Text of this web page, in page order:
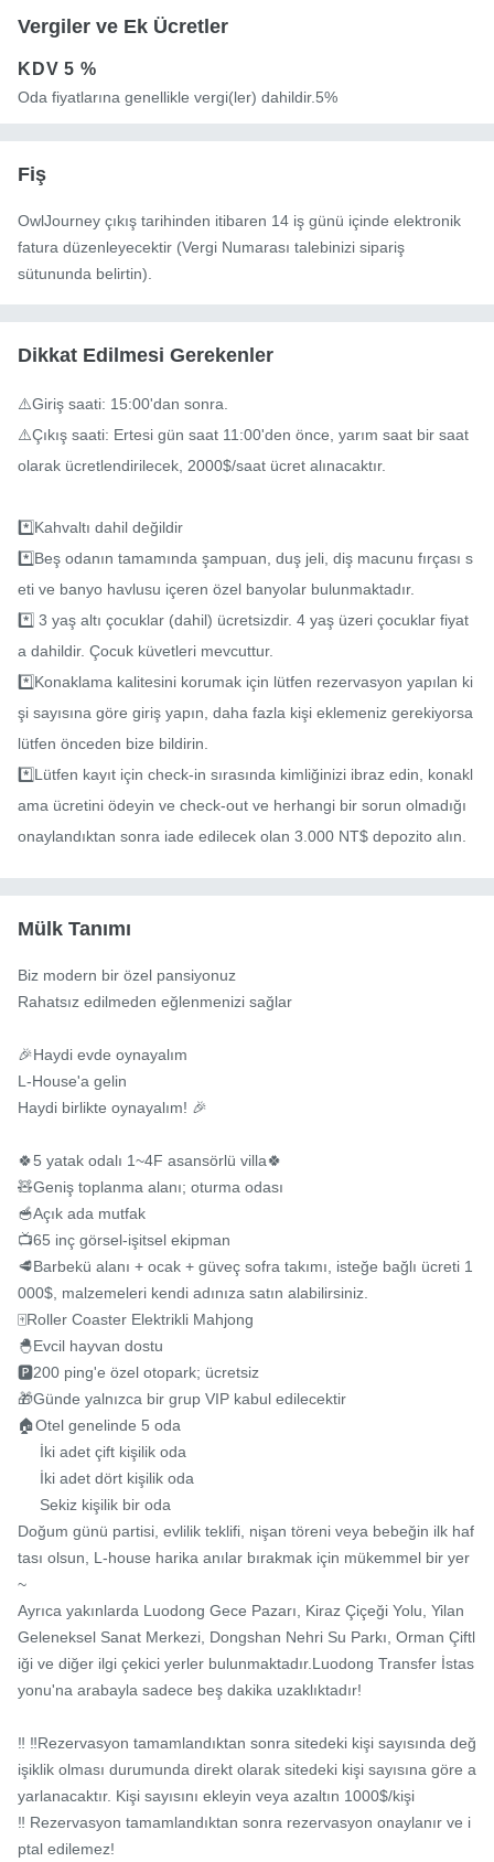
Vergiler ve Ek Ücretler
KDV5 %
Oda fiyatlarına genellikle vergi(ler) dahildir.5%
Fiş
OwlJourney çıkış tarihinden itibaren 14 iş günü içinde elektronik
fatura düzenleyecektir (Vergi Numarası talebinizi sipariş
sütununda belirtin).
Dikkat Edilmesi Gerekenler
⚠️Giriş saati: 15:00'dan sonra.
⚠️Çıkış saati: Ertesi gün saat 11:00'den önce, yarım saat bir saat
olarak ücretlendirilecek, 2000$/saat ücret alınacaktır.
*️⃣Kahvaltı dahil değildir
*️⃣Beş odanın tamamında şampuan, duş jeli, diş macunu fırçası s
eti ve banyo havlusu içeren özel banyolar bulunmaktadır.
*️⃣ 3 yaş altı çocuklar (dahil) ücretsizdir. 4 yaş üzeri çocuklar fiyat
a dahildir. Çocuk küvetleri mevcuttur.
*️⃣Konaklama kalitesini korumak için lütfen rezervasyon yapılan ki
şi sayısına göre giriş yapın, daha fazla kişi eklemeniz gerekiyorsa
lütfen önceden bize bildirin.
*️⃣Lütfen kayıt için check-in sırasında kimliğinizi ibraz edin, konakl
ama ücretini ödeyin ve check-out ve herhangi bir sorun olmadığı
onaylandıktan sonra iade edilecek olan 3.000 NT$ depozito alın.
Mülk Tanımı
Biz modern bir özel pansiyonuz
Rahatsız edilmeden eğlenmenizi sağlar
🎉Haydi evde oynayalım
L-House'a gelin
Haydi birlikte oynayalım! 🎉
🍀5 yatak odalı 1~4F asansörlü villa🍀
🧸Geniş toplanma alanı; oturma odası
🥣Açık ada mutfak
📺65 inç görsel-işitsel ekipman
🥩Barbekü alanı + ocak + güveç sofra takımı, isteğe bağlı ücreti 1
000$, malzemeleri kendi adınıza satın alabilirsiniz.
🀄️Roller Coaster Elektrikli Mahjong
🐣Evcil hayvan dostu
🅿️200 ping'e özel otopark; ücretsiz
🎁Günde yalnızca bir grup VIP kabul edilecektir
🏠Otel genelinde 5 oda
Doğum günü partisi, evlilik teklifi, nişan töreni veya bebeğin ilk haf
tası olsun, L-house harika anılar bırakmak için mükemmel bir yer
~
Ayrıca yakınlarda Luodong Gece Pazarı, Kiraz Çiçeği Yolu, Yilan
Geleneksel Sanat Merkezi, Dongshan Nehri Su Parkı, Orman Çiftl
iği ve diğer ilgi çekici yerler bulunmaktadır.Luodong Transfer İstas
yonu'na arabayla sadece beş dakika uzaklıktadır!
‼ ‼️Rezervasyon tamamlandıktan sonra sitedeki kişi sayısında değ
işiklik olması durumunda direkt olarak sitedeki kişi sayısına göre a
yarlanacaktır. Kişi sayısını ekleyin veya azaltın 1000$/kişi
‼ ️Rezervasyon tamamlandıktan sonra rezervasyon onaylanır ve i
ptal edilemez!